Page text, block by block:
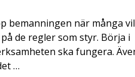
bemanningen när många
de regler som styr. Börja i
ska fungera.
…